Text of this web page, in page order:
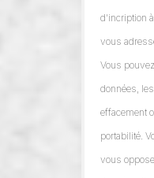
d'incription
vous
Vous
données,
effacement
portabilité.
vous